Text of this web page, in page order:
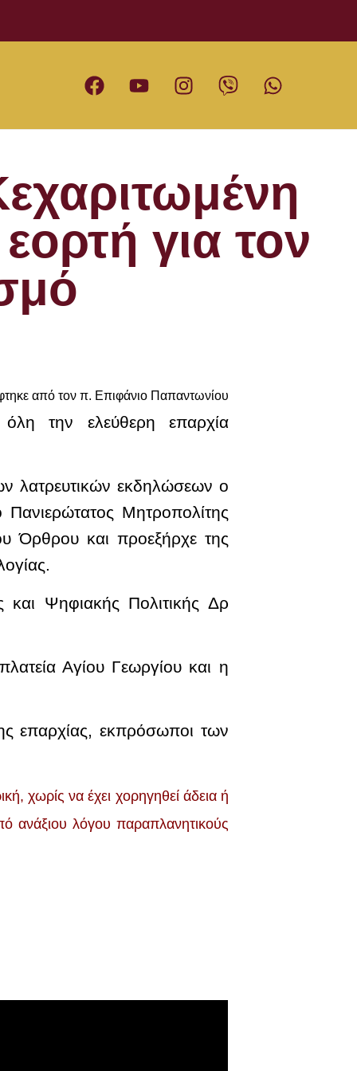
για τον
από τον π. Επιφάνιο Παπαντωνίου
την ελεύθερη επαρχία
λατρευτικών εκδηλώσεων ο
Μητροπολίτης
Όρθρου και προεξήρχε της
Ψηφιακής Πολιτικής Δρ
Αγίου Γεωργίου και η
επαρχίας, εκπρόσωποι των
χωρίς να έχει χορηγηθεί άδεια ή
ανάξιoυ λόγου παραπλανητικούς